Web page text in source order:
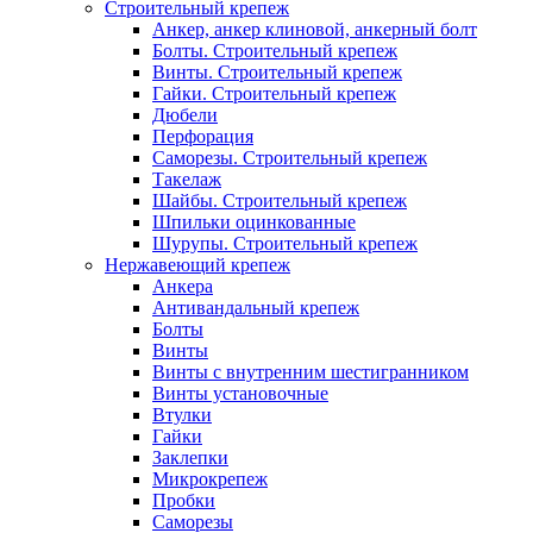
Строительный крепеж
Анкер, анкер клиновой, анкерный болт
Болты. Строительный крепеж
Винты. Строительный крепеж
Гайки. Строительный крепеж
Дюбели
Перфорация
Саморезы. Строительный крепеж
Такелаж
Шайбы. Строительный крепеж
Шпильки оцинкованные
Шурупы. Строительный крепеж
Нержавеющий крепеж
Анкера
Антивандальный крепеж
Болты
Винты
Винты с внутренним шестигранником
Винты установочные
Втулки
Гайки
Заклепки
Микрокрепеж
Пробки
Саморезы